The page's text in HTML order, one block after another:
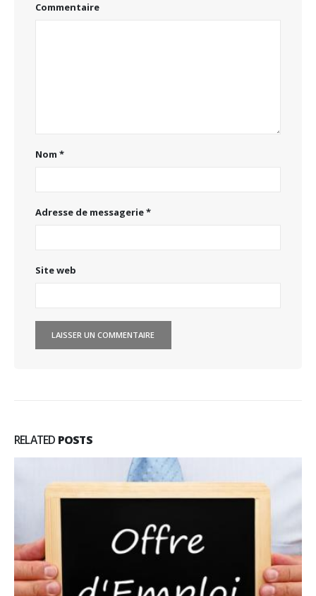
Commentaire
Nom *
Adresse de messagerie*
Site web
RELATED POSTS
07
Directeur, Maître d’Hôtel, Chef
Meurice & Le Plaza Athénée
Intitulé de poste Demi Chef de Rang
Lire la suite